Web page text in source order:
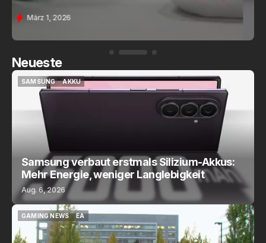
Feb. 9, 2026
Neueste
SAMSUNG
SAMSUNG
AKKU
AKKU
Samsung verbaut erstmals Silizium-Akkus:
Mehr Energie, weniger Langlebigkeit
Aug. 6, 2026
GAMING NEWS
GAMING NEWS
EA
EA